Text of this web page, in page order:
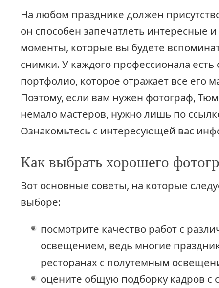
На любом празднике должен
он способен запечатлеть интересные
моменты, которые вы будете
снимки. У каждого профессионала есть
портфолио, которое отражает все его
Поэтому, если вам нужен фотограф,
немало мастеров, нужно лишь по
Ознакомьтесь с интересующей вас
Как выбрать хорошего
Вот основные советы, на которые
выборе:
посмотрите качество работ с
освещением, ведь многие
ресторанах с полутемным
оцените общую подборку кадров с